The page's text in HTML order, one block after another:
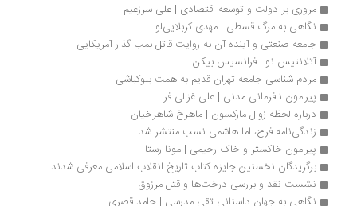
مروری بر دولت و توسعه اقتصادی | علی سرزعیم
نگاهی به مرگ قسطی | مهدی کربلایی‌‌لو
جامعه صنعتی و آینده آن به روایت قاتل بمب گذار آمریکایی
آتلانتیس نو | فرانسیس بیکن
مردم شناسی جامعه تهران قدیم به همت بلوکباشی
پیرامون نافرمانی مدنی | علی غزالی فر
درباره لحظه زوال مارکسون | ماهرخ شاهرخیان
زندگی‌نامه فرح، اما هاشمی نسب منتشر شد
پیرامون خاکستر و خاک رحیمی | مونا رستا
برگزیدگان نخستین جایزه کتاب تاریخ انقلاب اسلامی معرفی شدند
نشست نقد و بررسی درخت‌ها و قتل مرزوق
نگاهی به جهانِ داستانیِ تقی مدرسی | حامد قصری